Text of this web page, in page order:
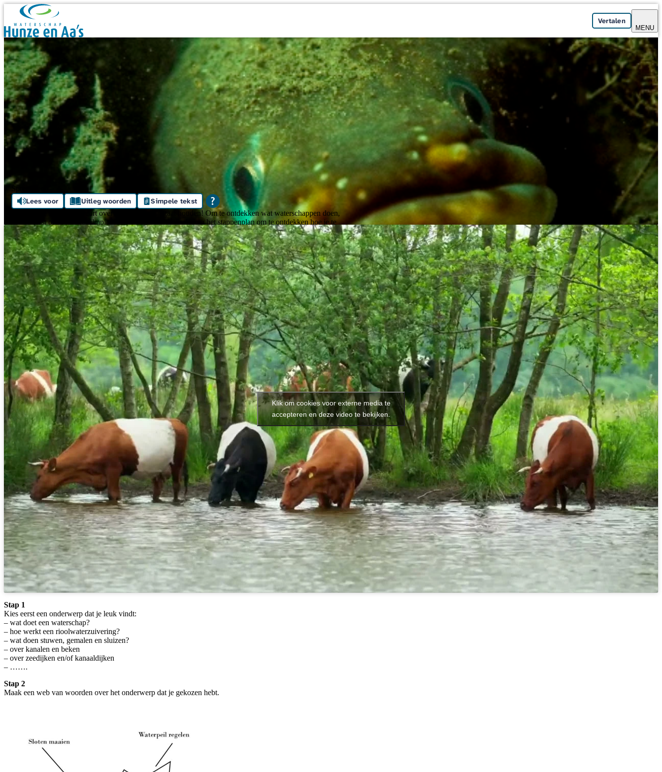
Skip navigation
Vertalen
MENU
Lees voor Uitleg woorden Simpele tekst
Leuk dat je een spreekbeurt over het waterschap gaat houden! Om te ontdekken wat waterschappen doen,
zou je eerst onderstaand filmpje kunnen bekijken. Volg daarna het stappenplan om te ontdekken hoe je te
werk kan gaan.
Klik om cookies voor externe media te
accepteren en deze video te bekijken.
Stap 1
Kies eerst een onderwerp dat je leuk vindt:
– wat doet een waterschap?
– hoe werkt een rioolwaterzuivering?
– wat doen stuwen, gemalen en sluizen?
– over kanalen en beken
– over zeedijken en/of kanaaldijken
– …….
Stap 2
Maak een web van woorden over het onderwerp dat je gekozen hebt.